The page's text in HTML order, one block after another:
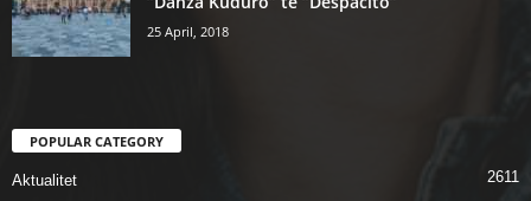
25 April, 2018
POPULAR CATEGORY
Aktualitet 2611